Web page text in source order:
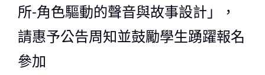
所-角色驅動的聲音與故事設計」，
請惠予公告周知並鼓勵學生踴躍報名
參加